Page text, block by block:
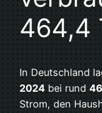
464,4
In Deutschland
2024 bei rund
Strom, den